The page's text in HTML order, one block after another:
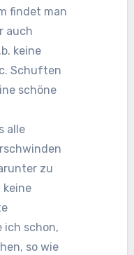
findet man
auch
keine
Schuften
schöne
alle
zu
keine
ich schon,
so wie